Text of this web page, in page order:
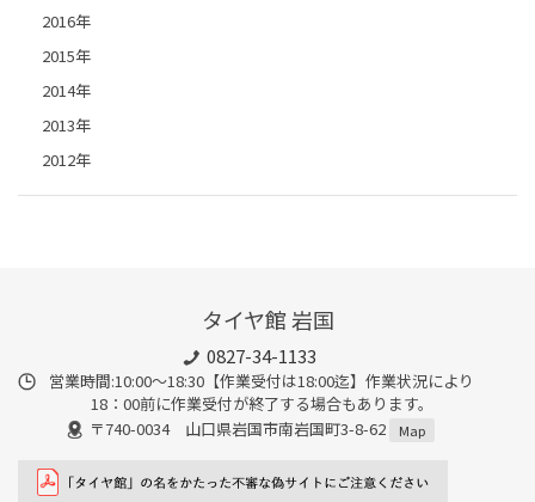
2016年
2015年
2014年
2013年
2012年
タイヤ館 岩国
0827-34-1133
営業時間:10:00〜18:30【作業受付は18:00迄】作業状況により
18：00前に作業受付が終了する場合もあります。
〒740-0034 山口県岩国市南岩国町3-8-62
Map